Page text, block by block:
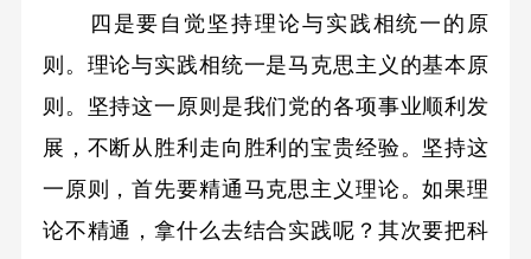
四是要自觉坚持理论与实践相统一的原
则。理论与实践相统一是马克思主义的基本原
则。坚持这一原则是我们党的各项事业顺利发
展，不断从胜利走向胜利的宝贵经验。坚持这
一原则，首先要精通马克思主义理论。如果理
论不精通，拿什么去结合实践呢？其次要把科